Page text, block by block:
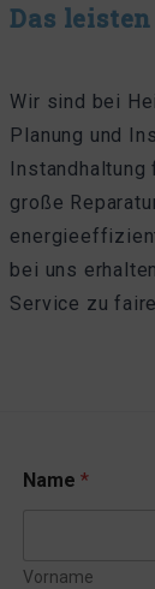
Das
Wir sind bei
Planung und
Instandhaltung
große
bei uns
Service zu
Name *
Vorname